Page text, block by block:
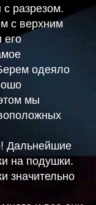
разрезом.
с верхним
его
одеяло
мы
Дальнейшие
на подушки.
значительно